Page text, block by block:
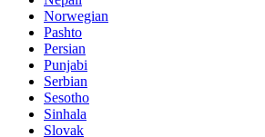
Norwegian
Pashto
Persian
Punjabi
Serbian
Sesotho
Sinhala
Slovak